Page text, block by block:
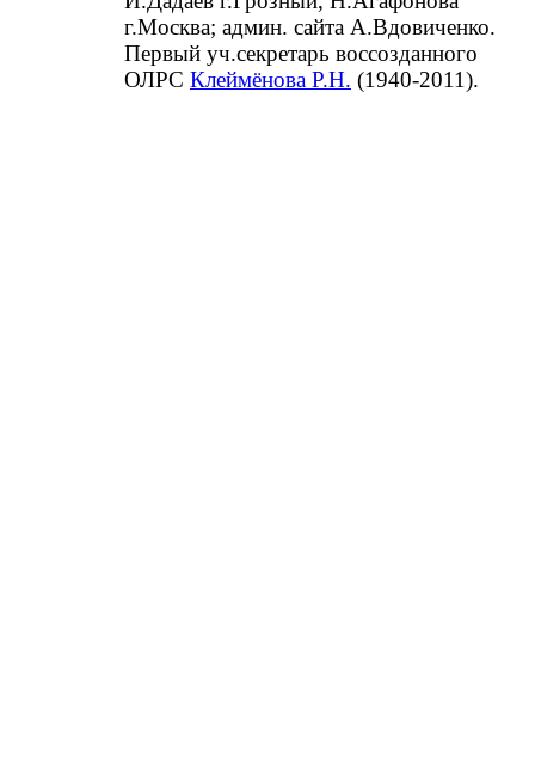
г.Москва; админ. сайта А.Вдовиченко.
Первый уч.секретарь воссозданного
ОЛРС Клеймёнова Р.Н. (1940-2011).